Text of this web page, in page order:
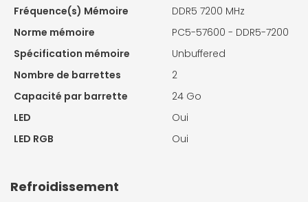
Fréquence(s) Mémoire
DDR5 7200 MHz
Norme mémoire
PC5-57600 - DDR5-7200
Spécification mémoire
Unbuffered
Nombre de barrettes
2
Capacité par barrette
24 Go
LED
Oui
LED RGB
Oui
Refroidissement